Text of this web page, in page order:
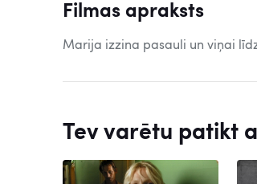
Filmas apraksts
Marija izzina pasauli un viņai
Tev varētu patikt